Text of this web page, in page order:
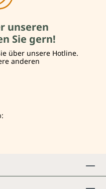
unseren
Sie gern!
über unsere Hotline.
anderen